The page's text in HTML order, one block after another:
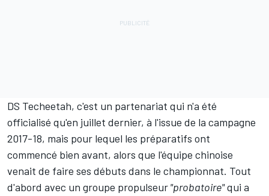
DS Techeetah, c'est un partenariat qui n'a été
officialisé qu'en juillet dernier, à l'issue de la campagne
2017-18, mais pour lequel les préparatifs ont
commencé bien avant, alors que l'équipe chinoise
venait de faire ses débuts dans le championnat. Tout
d'abord avec un groupe propulseur"probatoire"qui a